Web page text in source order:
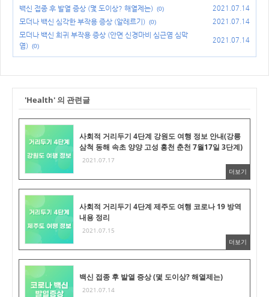
백신 접종 후 발열 증상 (몇 도이상? 해열제는) (0) 2021.07.14
모더나 백신 심각한 부작용 증상 (알레르기) (0) 2021.07.14
모더나 백신 희귀 부작용 증상 (안면 신경마비 심근염 심막
염) (0)
2021.07.14
'Health' 의 관련글
사회적 거리두기 4단계 강원도 여행 정보 안내(강릉
삼척 동해 속초 양양 고성 홍천 춘천 7월17일 3단계)
2021.07.17
더보기
사회적 거리두기 4단계 제주도 여행 코로나 19 방역
내용 정리
2021.07.15
더보기
백신 접종 후 발열 증상 (몇 도이상? 해열제는)
2021.07.14